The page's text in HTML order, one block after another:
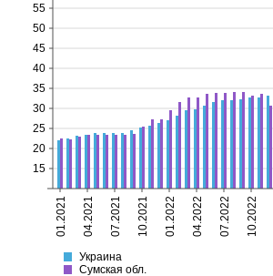
Украина
Сумская
01.2021 04.2021 07.2021 10.2021 01.2022 04.2022 07.2022 10.2022
15
20
25
30
35
40
45
50
55
Украина
Сумская обл.